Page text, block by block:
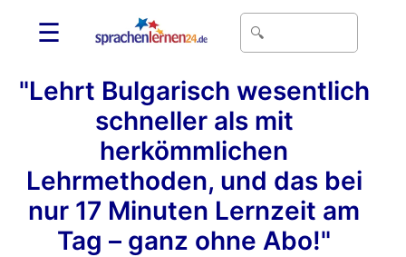
☰
"Lehrt Bulgarisch wesentlich
schneller als mit
herkömmlichen
Lehrmethoden, und das bei
nur 17 Minuten Lernzeit am
Tag – ganz ohne Abo!"